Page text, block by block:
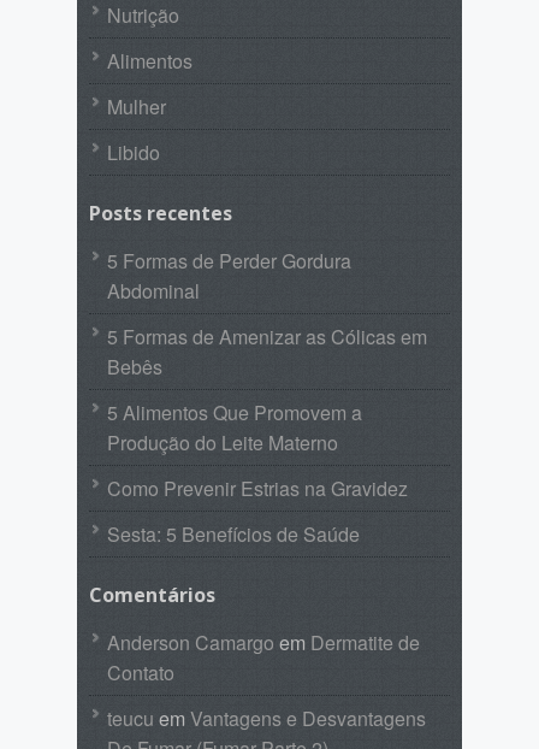
Nutrição
Alimentos
Mulher
Libido
Posts recentes
5 Formas de Perder Gordura
Abdominal
5 Formas de Amenizar as Cólicas em
Bebês
5 Alimentos Que Promovem a
Produção do Leite Materno
Como Prevenir Estrias na Gravidez
Sesta: 5 Benefícios de Saúde
Comentários
Anderson Camargo em Dermatite de
Contato
teucu em Vantagens e Desvantagens